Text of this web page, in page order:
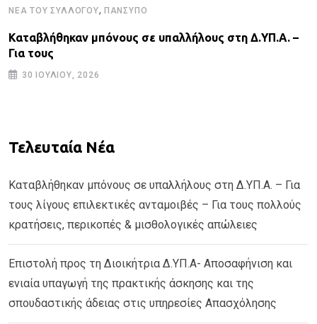
ΝΈΑ ΤΟΥ ΣΥΛΛΌΓΟΥ, ΠΑΝΣΥΠΟ
Καταβλήθηκαν μπόνους σε υπαλλήλους στη Δ.ΥΠ.Α. –
Για τους
30 ΙΟΥΛΊΟΥ, 2026
Τελευταία Νέα
Καταβλήθηκαν μπόνους σε υπαλλήλους στη Δ.ΥΠ.Α. – Για
τους λίγους επιλεκτικές ανταμοιβές – Για τους πολλούς
κρατήσεις, περικοπές & μισθολογικές απώλειες
Επιστολή προς τη Διοικήτρια Δ.ΥΠ.Α- Αποσαφήνιση και
ενιαία υπαγωγή της πρακτικής άσκησης και της
σπουδαστικής άδειας στις υπηρεσίες Απασχόλησης